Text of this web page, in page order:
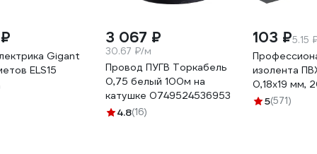
Gigant
ELS15
3 067 ₽
30.67 ₽/м
Провод ПУГВ Торкабель
0,75 белый 100м на
катушке 0749524536953
4.8(16)
103 ₽5.15
изолента
0,18х19 мм,
KR-09-2806
5(571)